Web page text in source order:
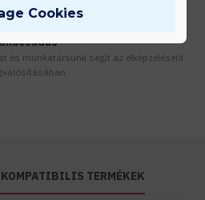
és munkatársunk segít az elképzeléseid
KOMPATIBILIS TERMÉKEK
Cookies